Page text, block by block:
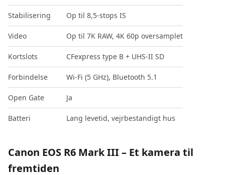
Stabilisering Op til 8,5-stops IS
Video Op til 7K RAW, 4K 60p oversamplet
Kortslots CFexpress type B + UHS-II SD
Forbindelse Wi-Fi (5 GHz), Bluetooth 5.1
Open Gate Ja
Batteri Lang levetid, vejrbestandigt hus
Canon EOS R6 Mark III – Et kamera til
fremtiden